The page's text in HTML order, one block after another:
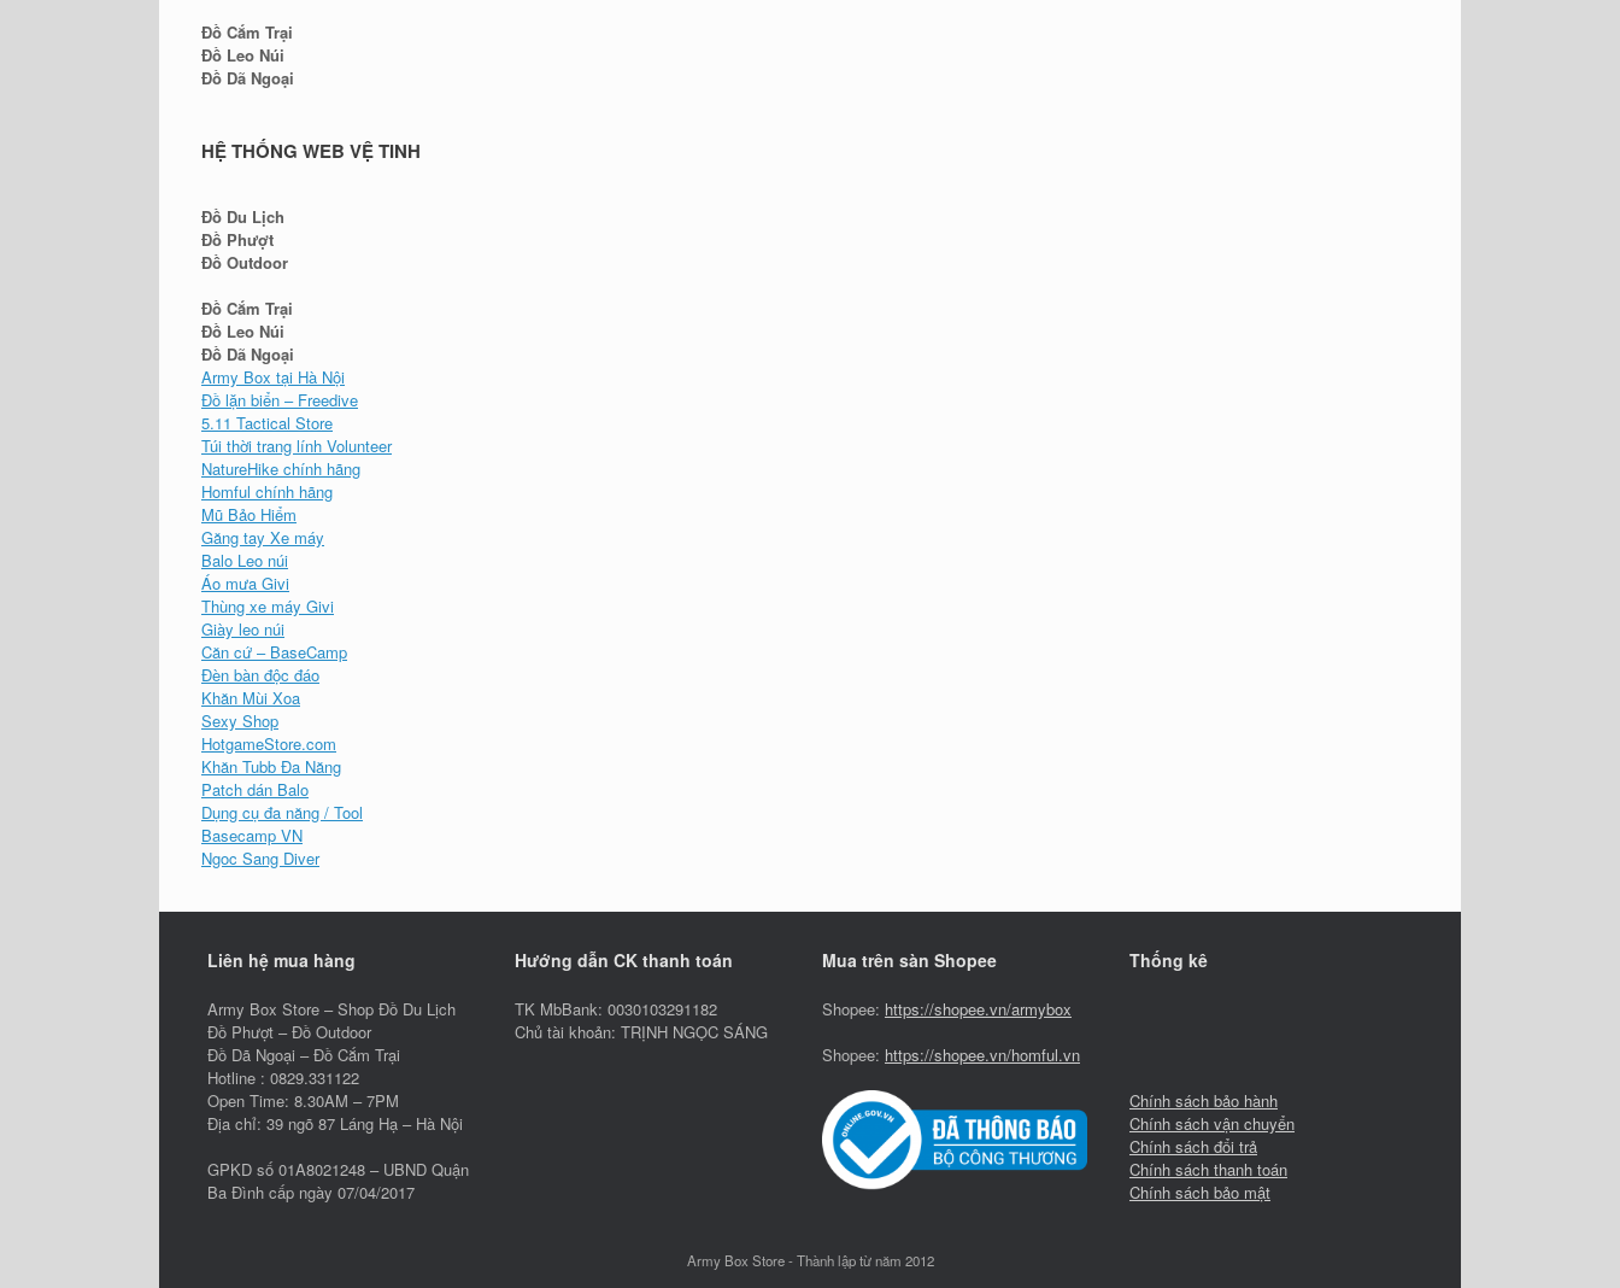
Đồ Cắm Trại
Đồ Leo Núi
Đồ Dã Ngoại
HỆ THỐNG WEB VỆ TINH
Đồ Du Lịch
Đồ Phượt
Đồ Outdoor
Đồ Cắm Trại
Đồ Leo Núi
Đồ Dã Ngoại
Army Box tại Hà Nội
Đồ lặn biển – Freedive
5.11 Tactical Store
Túi thời trang lính Volunteer
NatureHike chính hãng
Homful chính hãng
Mũ Bảo Hiểm
Găng tay Xe máy
Balo Leo núi
Áo mưa Givi
Thùng xe máy Givi
Giày leo núi
Căn cứ – BaseCamp
Đèn bàn độc đáo
Khăn Mùi Xoa
Sexy Shop
HotgameStore.com
Khăn Tubb Đa Năng
Patch dán Balo
Dụng cụ đa năng / Tool
Basecamp VN
Ngoc Sang Diver
Liên hệ mua hàng
Army Box Store – Shop Đồ Du Lịch
Đồ Phượt – Đồ Outdoor
Đồ Dã Ngoại – Đồ Cắm Trại
Hotline : 0829.331122
Open Time: 8.30AM – 7PM
Địa chỉ: 39 ngõ 87 Láng Hạ – Hà Nội
GPKD số 01A8021248 – UBND Quận
Ba Đình cấp ngày 07/04/2017
Hướng dẫn CK thanh toán
TK MbBank: 0030103291182
Chủ tài khoản: TRỊNH NGỌC SÁNG
Mua trên sàn Shopee
Shopee: https://shopee.vn/armybox
Shopee: https://shopee.vn/homful.vn
Thống kê
Chính sách bảo hành
Chính sách vận chuyển
Chính sách đổi trả
Chính sách thanh toán
Chính sách bảo mật
Army Box Store - Thành lập từ năm 2012